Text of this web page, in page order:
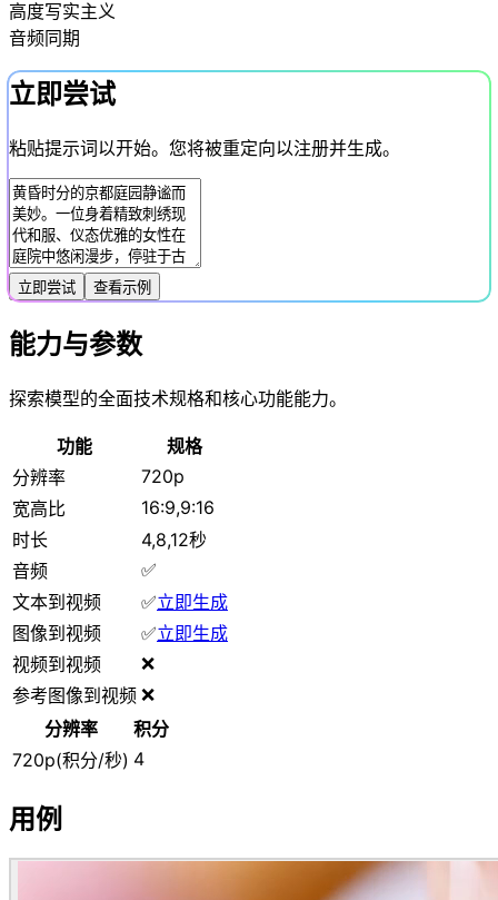
高度写实主义
音频同期
立即尝试
粘贴提示词以开始。您将被重定向以注册并生成。
立即尝试 查看示例
能力与参数
探索模型的全面技术规格和核心功能能力。
功能
规格
分辨率
720p
宽高比
16:9,9:16
时长
4,8,12秒
音频
✅
文本到视频
✅立即生成
图像到视频
✅立即生成
视频到视频
❌
参考图像到视频 ❌
分辨率
积分
720p(积分/秒) 4
用例